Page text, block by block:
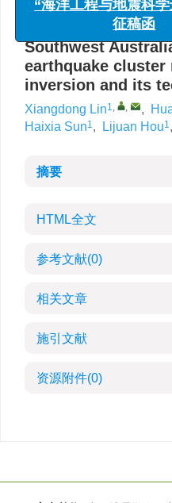
详细信息
Southwest
earthquake cluster
inversion and its
Xiangdong Lin1, , ,
Haixia Sun1, Lijuan Hou1,
摘要
HTML全文
参考文献(0)
相关文章
施引文献
资源附件(0)
征稿函